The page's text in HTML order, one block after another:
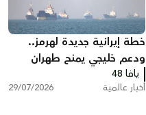
خطة إيرانية جديدة لهرمز..
ودعم خليجي يمنح طهران
نفوذا غير مسبوق
يافا 48
أخبار عالمية 29/07/2026